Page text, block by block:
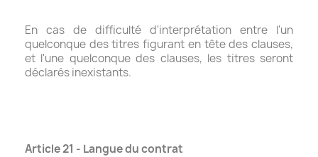
En cas de difficulté d'interprétation entre l'un
quelconque des titres figurant en tête des clauses,
et l'une quelconque des clauses, les titres seront
déclarés inexistants.
Article 21 - Langue du contrat